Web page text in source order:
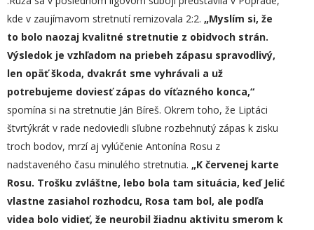
kde v zaujímavom stretnutí remizovala 2:2. „Myslím si, že
to bolo naozaj kvalitné stretnutie z obidvoch strán.
Výsledok je vzhľadom na priebeh zápasu spravodlivý,
len opäť škoda, dvakrát sme vyhrávali a už
potrebujeme doviesť zápas do víťazného konca,“
spomína si na stretnutie Ján Bíreš. Okrem toho, že Liptáci
štvrtýkrát v rade nedoviedli sľubne rozbehnutý zápas k zisku
troch bodov, mrzí aj vylúčenie Antonína Rosu z
nadstaveného času minulého stretnutia. „K červenej karte
Rosu. Trošku zvláštne, lebo bola tam situácia, keď Jelić
vlastne zasiahol rozhodcu, Rosa tam bol, ale podľa
videa bolo vidieť, že neurobil žiadnu aktivitu smerom k